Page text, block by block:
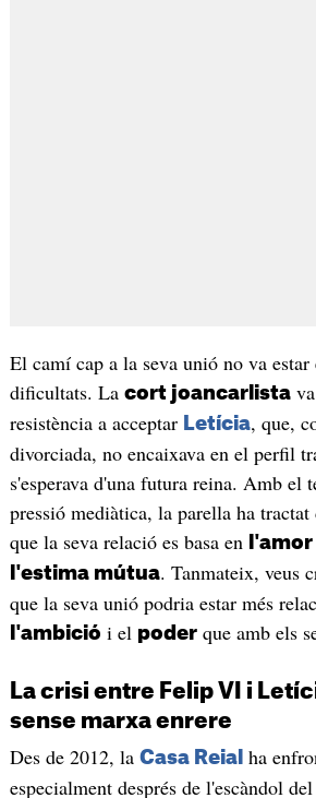
El camí cap a la seva unió no va estar
dificultats. La cort joancarlistava
resistència a acceptar Letícia, que,
divorciada, no encaixava en el perfil
s'esperava d'una futura reina. Amb el
pressió mediàtica, la parella ha
que la seva relació es basa en
l'amor
l'estima mútua. Tanmateix, veus
que la seva unió podria estar més
l'ambició i el poderque amb els
La crisi entre Felip VI i
sense marxa enrere
Des de 2012, la Casa Reial ha
especialment després de l'escàndol del